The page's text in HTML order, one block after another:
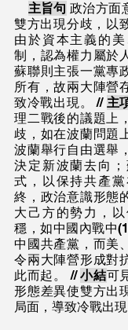
主旨句 政治方面
雙方出現分歧，以
由於資本主義的
制，認為權力屬於
蘇聯則主張一黨專
所有，故兩大陣營
致冷戰出現。 // 主
理二戰後的議題上
歧，如在波蘭問題
波蘭舉行自由選舉
決定新波蘭去向
式，以保持共產
終，政治意識形態
大己方的勢力，
穩，如中國內戰中
中國共產黨，而美
令兩大陣營形成對
此而起。 // 小結可
形態差異使雙方出
局面，導致冷戰出現